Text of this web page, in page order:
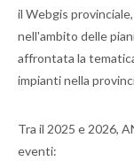
il Webgis
nell'ambito delle
affrontata la
impianti nella
Tra il 2025 e 2026,
eventi: